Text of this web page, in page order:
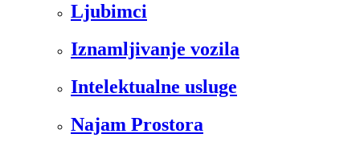
Ljubimci
Iznamljivanje vozila
Intelektualne usluge
Najam Prostora